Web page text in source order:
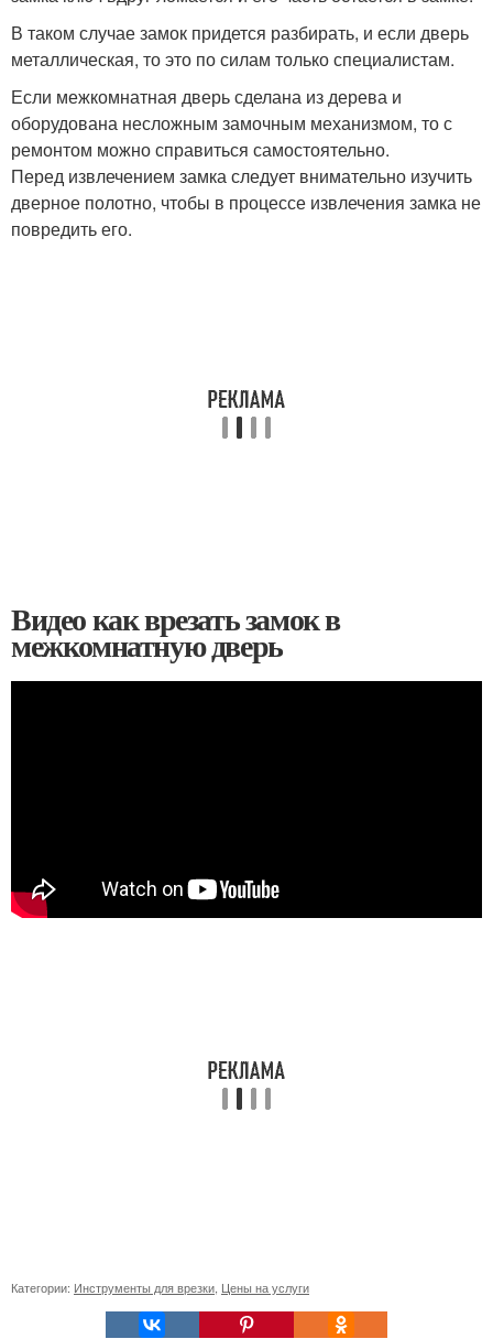
В таком случае замок придется разбирать, и если дверь
металлическая, то это по силам только специалистам.
Если межкомнатная дверь сделана из дерева и
оборудована несложным замочным механизмом, то с
ремонтом можно справиться самостоятельно.
Перед извлечением замка следует внимательно изучить
дверное полотно, чтобы в процессе извлечения замка не
повредить его.
Видео как врезать замок в
межкомнатную дверь
Категории: Инструменты для врезки Цены на услуги